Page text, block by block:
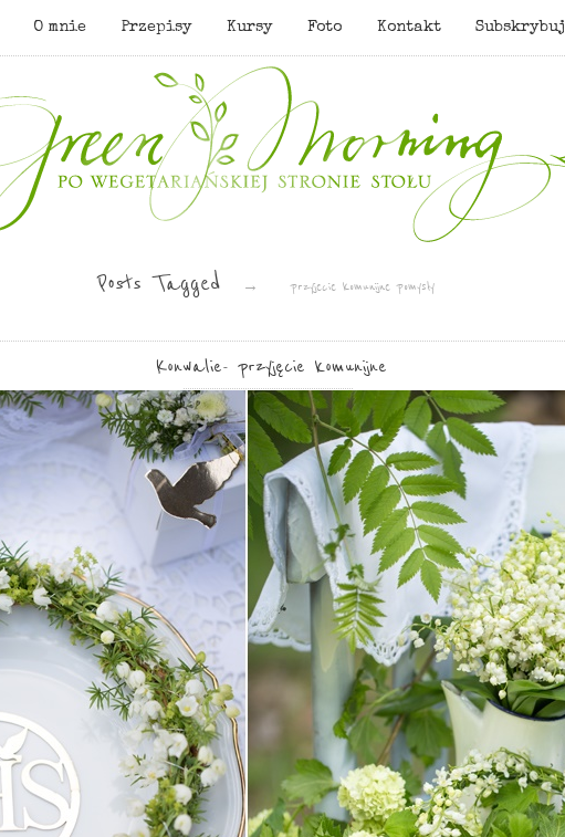
O mnie Przepisy Kursy Foto Kontakt Subskrybuj
Posts Tagged → przyjecie komunijne pomysły
Konwalie- przyjęcie komunijne